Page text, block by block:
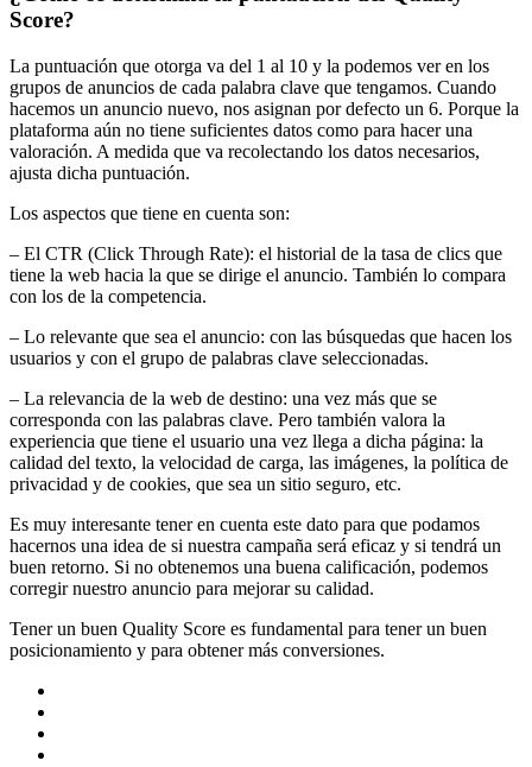
Score?
La puntuación que otorga va del 1 al 10 y la podemos ver en los
grupos de anuncios de cada palabra clave que tengamos. Cuando
hacemos un anuncio nuevo, nos asignan por defecto un 6. Porque la
plataforma aún no tiene suficientes datos como para hacer una
valoración. A medida que va recolectando los datos necesarios,
ajusta dicha puntuación.
Los aspectos que tiene en cuenta son:
– El CTR (Click Through Rate): el historial de la tasa de clics que
tiene la web hacia la que se dirige el anuncio. También lo compara
con los de la competencia.
– Lo relevante que sea el anuncio: con las búsquedas que hacen los
usuarios y con el grupo de palabras clave seleccionadas.
– La relevancia de la web de destino: una vez más que se
corresponda con las palabras clave. Pero también valora la
experiencia que tiene el usuario una vez llega a dicha página: la
calidad del texto, la velocidad de carga, las imágenes, la política de
privacidad y de cookies, que sea un sitio seguro, etc.
Es muy interesante tener en cuenta este dato para que podamos
hacernos una idea de si nuestra campaña será eficaz y si tendrá un
buen retorno. Si no obtenemos una buena calificación, podemos
corregir nuestro anuncio para mejorar su calidad.
Tener un buen Quality Score es fundamental para tener un buen
posicionamiento y para obtener más conversiones.